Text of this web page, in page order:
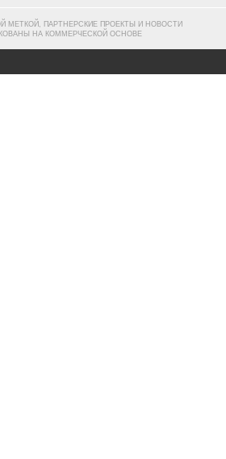
МЕТКОЙ, ПАРТНЕРСКИЕ ПРОЕКТЫ И НОВОСТИ
НА КОММЕРЧЕСКОЙ ОСНОВЕ